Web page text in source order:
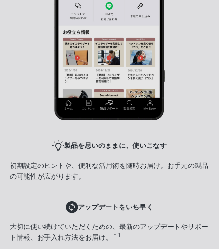
製品を思いのままに、使いこなす
初期設定のヒントや、便利な活用術を随時お届け。お手元の製品
の可能性が広がります。
アップデートをいち早く
大切に使い続けていただくための、最新のアップデートやサポー
ト情報、お手入れ方法をお届け。
＊1